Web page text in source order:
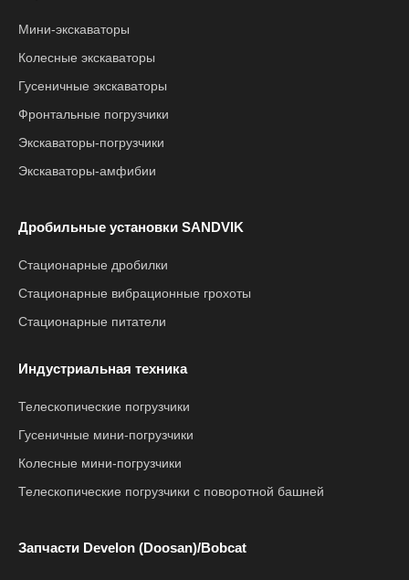
Мини-экскаваторы
Колесные экскаваторы
Гусеничные экскаваторы
Фронтальные погрузчики
Экскаваторы-погрузчики
Экскаваторы-амфибии
Дробильные установки SANDVIK
Стационарные дробилки
Стационарные вибрационные грохоты
Стационарные питатели
Индустриальная техника
Телескопические погрузчики
Гусеничные мини-погрузчики
Колесные мини-погрузчики
Телескопические погрузчики с поворотной башней
Запчасти Develon (Doosan)/Bobcat